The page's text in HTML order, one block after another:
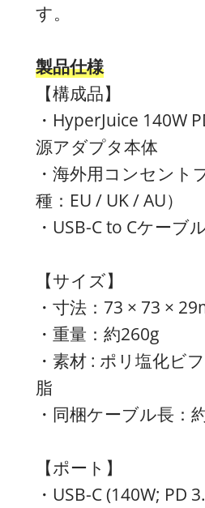
す。
製品仕様
【構成品】
・HyperJuice 140W
源アダプタ本体
・海外用コンセント
種：EU / UK / AU）
・USB-C to Cケーブ
【サイズ】
・寸法：73 × 73 ×
・重量：約260g
・素材 : ポリ塩化ビ
脂
・同梱ケーブル長：
【ポート】
・USB-C (140W; PD